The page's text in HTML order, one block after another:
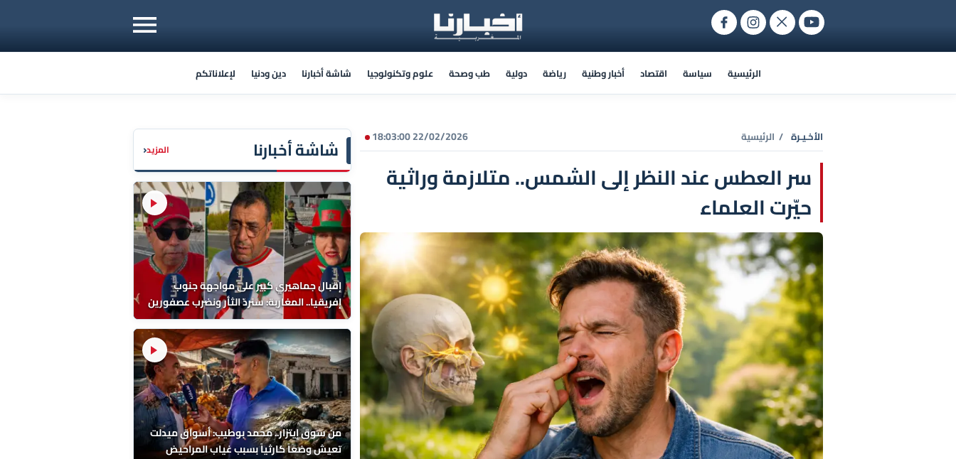
الرئيسية سياسة اقتصاد أخبار وطنية رياضة دولية طب وصحة علوم وتكنولوجيا شاشة أخبارنا دين ودنيا لإعلاناتكم
شاشة أخبارنا المزيد‹
إقبال جماهيري كبير على مواجهة جنوب
إفريقيا.. المغاربة: سنردّ الثأر ونضرب عصفورين
بحجر واحد!
من سوق إيتزار.. محمد بوطيب: أسواق ميدلت
تعيش وضعاً كارثياً بسبب غياب المراحيض
22/02/2026 18:03:00 الأخـيـرة / الرئيسية
سر العطس عند النظر إلى الشمس.. متلازمة وراثية
حيّرت العلماء